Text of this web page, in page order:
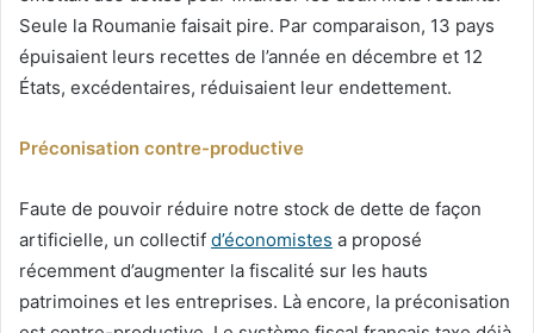
Seule la Roumanie faisait pire. Par comparaison, 13 pays
épuisaient leurs recettes de l’année en décembre et 12
États, excédentaires, réduisaient leur endettement.
Préconisation contre-productive
Faute de pouvoir réduire notre stock de dette de façon
artificielle, un collectif d’économistes a proposé
récemment d’augmenter la fiscalité sur les hauts
patrimoines et les entreprises. Là encore, la préconisation